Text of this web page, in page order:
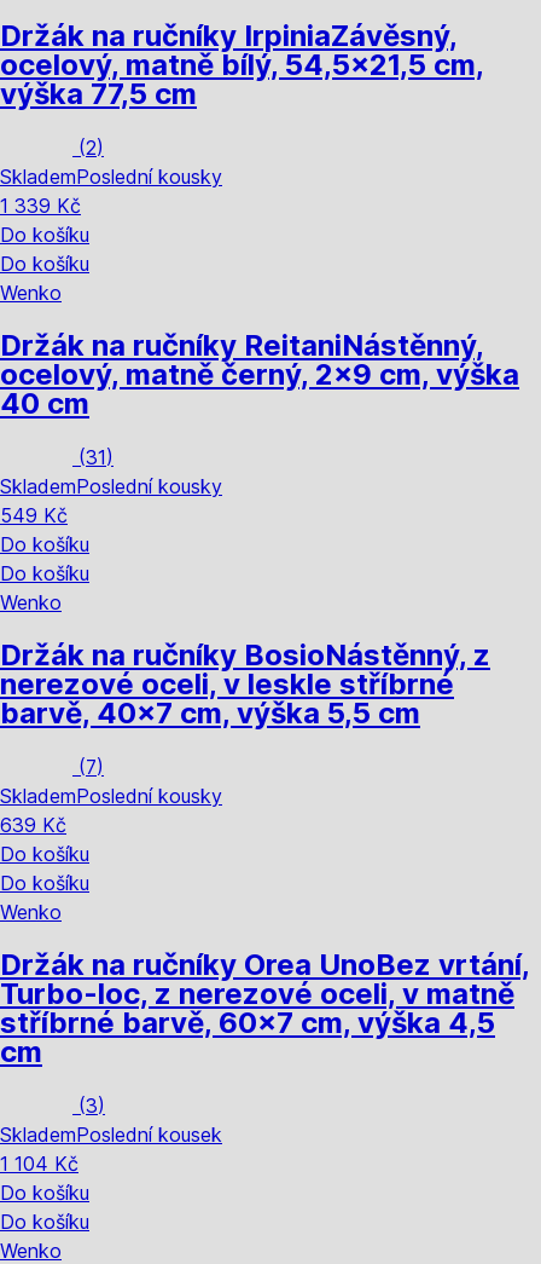
Držák na ručníky IrpiniaZávěsný,
ocelový, matně bílý, 54,5x21,5 cm,
výška 77,5 cm
(2)
SklademPoslední kousky
1 339 Kč
Do košíku
Do košíku
Wenko
Držák na ručníky ReitaniNástěnný,
ocelový, matně černý, 2x9 cm, výška
40 cm
(31)
SklademPoslední kousky
549 Kč
Do košíku
Do košíku
Wenko
Držák na ručníky BosioNástěnný, z
nerezové oceli, v leskle stříbrné
barvě, 40x7 cm, výška 5,5 cm
(7)
SklademPoslední kousky
639 Kč
Do košíku
Do košíku
Wenko
Držák na ručníky Orea UnoBez vrtání,
Turbo-loc, z nerezové oceli, v matně
stříbrné barvě, 60x7 cm, výška 4,5
cm
(3)
SklademPoslední kousek
1 104 Kč
Do košíku
Do košíku
Wenko